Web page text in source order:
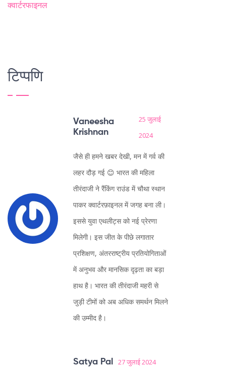
क्वार्टरफाइनल
टिप्पणि
Vaneesha
Krishnan
25 जुलाई
2024
जैसे ही हमने खबर देखी, मन में गर्व की
लहर दौड़ गई 😊 भारत की महिला
तीरंदाजी ने रैंकिंग राउंड में चौथा स्थान
पाकर क्वार्टरफ़ाइनल में जगह बना ली।
इससे युवा एथलीट्स को नई प्रेरणा
मिलेगी। इस जीत के पीछे लगातार
प्रशिक्षण, अंतरराष्ट्रीय प्रतियोगिताओं
में अनुभव और मानसिक दृढ़ता का बड़ा
हाथ है। भारत की तीरंदाजी महरी से
जुड़ी टीमों को अब अधिक समर्थन मिलने
की उम्मीद है।
Satya Pal 27 जुलाई 2024